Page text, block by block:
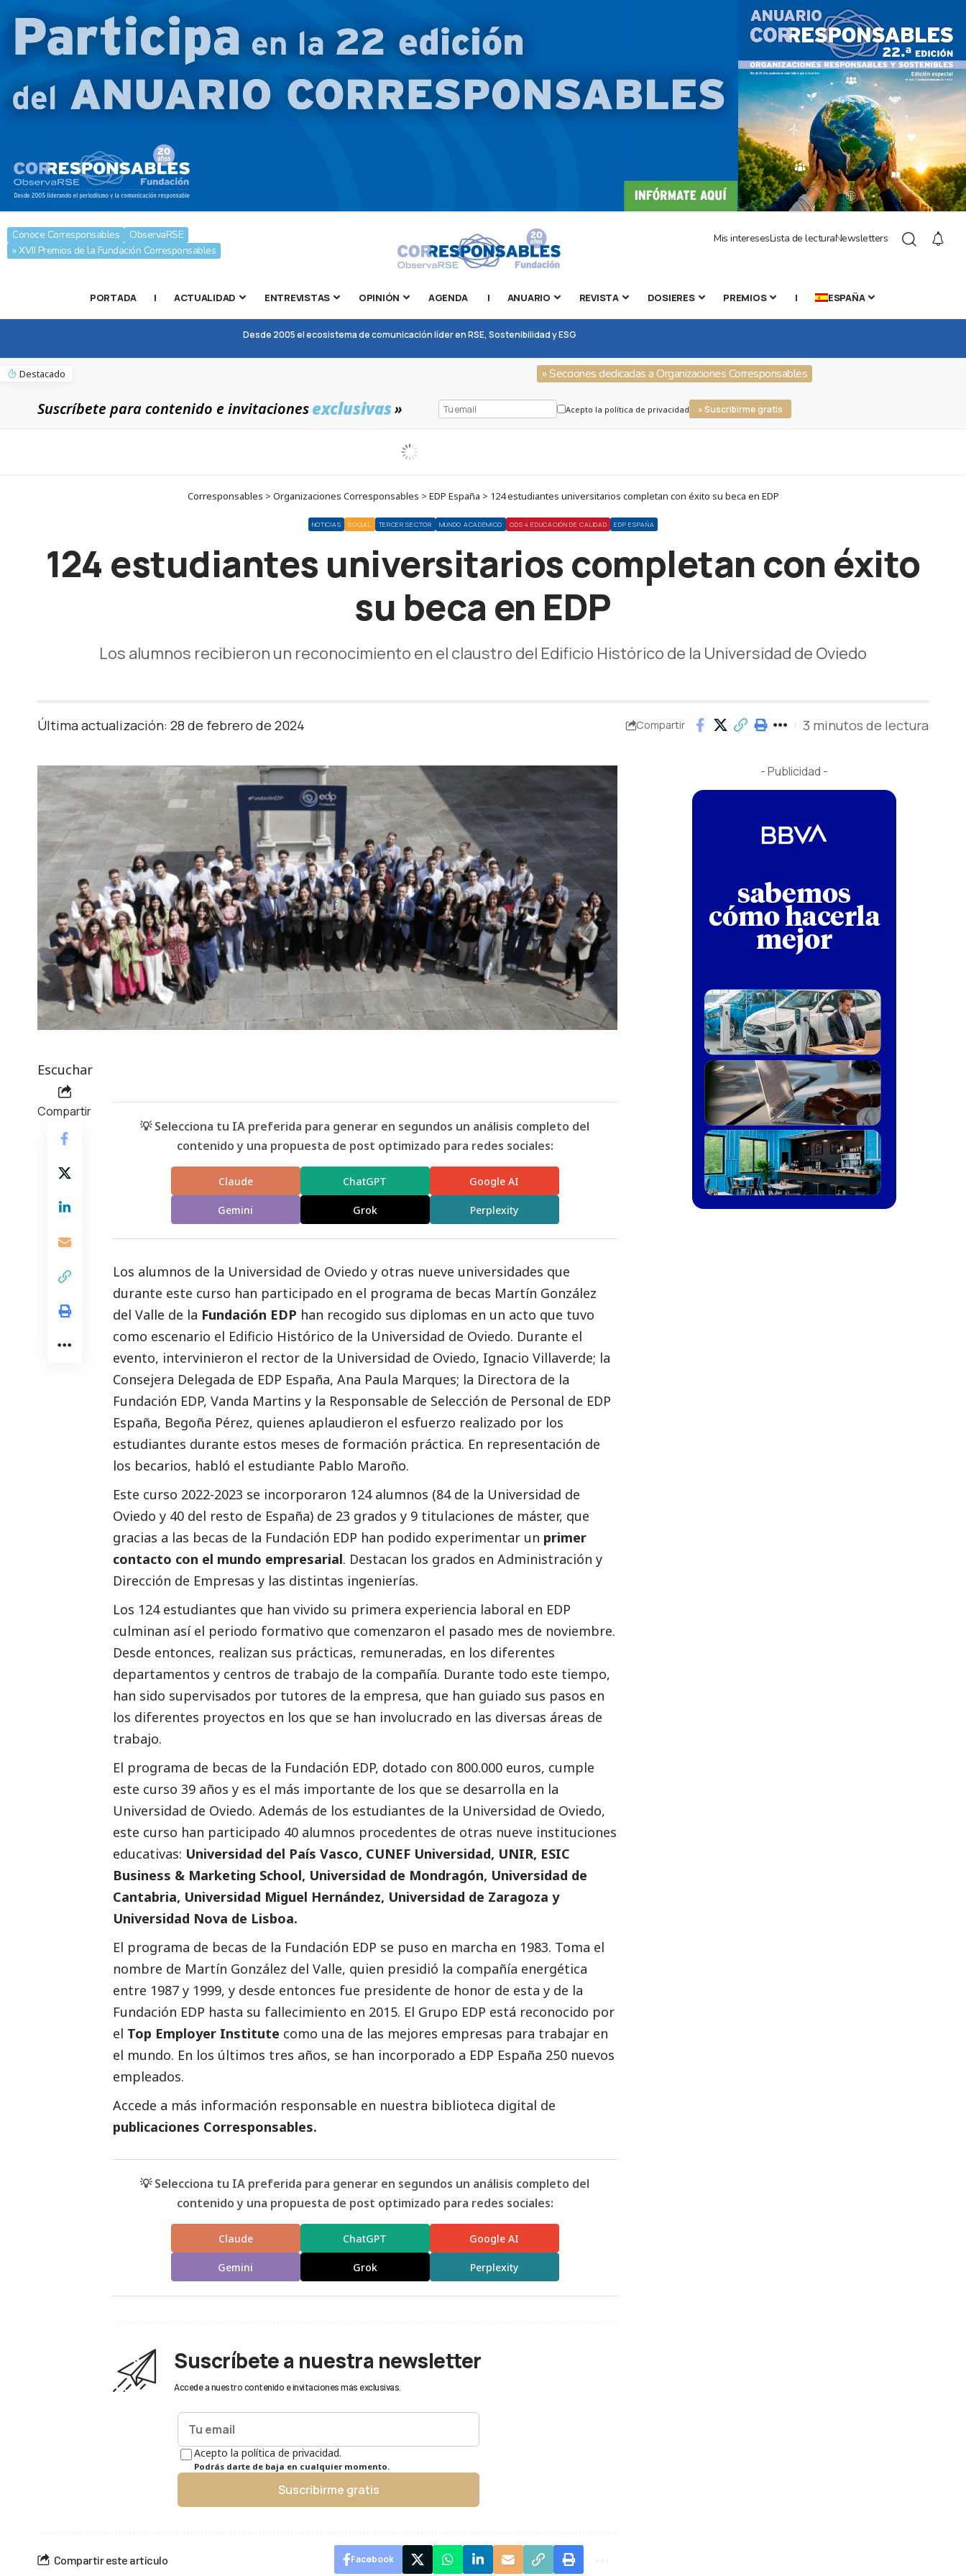
Conoce Corresponsables
ObservaRSE
» XVII Premios de la Fundación Corresponsables
Mis interesesLista de lecturaNewsletters
PORTADA | ACTUALIDAD ENTREVISTAS OPINIÓN AGENDA | ANUARIO REVISTA DOSIERES PREMIOS | ESPAÑA
Desde 2005 el ecosistema de comunicación líder en RSE, Sostenibilidad y ESG
Destacado » Secciones dedicadas a Organizaciones Corresponsables
Suscríbete para contenido e invitacionesexclusivas» Acepto la política de privacidad » Suscribirme gratis
Corresponsables > Organizaciones Corresponsables > EDP España > 124 estudiantes universitarios completan con éxito su beca en EDP
NOTICIAS SOCIAL TERCER SECTOR MUNDO ACADÉMICO ODS 4 EDUCACIÓN DE CALIDAD EDP ESPAÑA
124 estudiantes universitarios completan con éxito
su beca en EDP
Los alumnos recibieron un reconocimiento en el claustro del Edificio Histórico de la Universidad de Oviedo
Última actualización: 28 de febrero de 2024 Compartir 3 minutos de lectura
Escuchar
Compartir
💡 Selecciona tu IA preferida para generar en segundos un análisis completo del
contenido y una propuesta de post optimizado para redes sociales:
Claude ChatGPT Google AI
Gemini Grok Perplexity
Los alumnos de la Universidad de Oviedo y otras nueve universidades que
durante este curso han participado en el programa de becas Martín González
del Valle de la Fundación EDP han recogido sus diplomas en un acto que tuvo
como escenario el Edificio Histórico de la Universidad de Oviedo. Durante el
evento, intervinieron el rector de la Universidad de Oviedo, Ignacio Villaverde; la
Consejera Delegada de EDP España, Ana Paula Marques; la Directora de la
Fundación EDP, Vanda Martins y la Responsable de Selección de Personal de EDP
España, Begoña Pérez, quienes aplaudieron el esfuerzo realizado por los
estudiantes durante estos meses de formación práctica. En representación de
los becarios, habló el estudiante Pablo Maroño.
Este curso 2022-2023 se incorporaron 124 alumnos (84 de la Universidad de
Oviedo y 40 del resto de España) de 23 grados y 9 titulaciones de máster, que
gracias a las becas de la Fundación EDP han podido experimentar un primer
contacto con el mundo empresarial. Destacan los grados en Administración y
Dirección de Empresas y las distintas ingenierías.
Los 124 estudiantes que han vivido su primera experiencia laboral en EDP
culminan así el periodo formativo que comenzaron el pasado mes de noviembre.
Desde entonces, realizan sus prácticas, remuneradas, en los diferentes
departamentos y centros de trabajo de la compañía. Durante todo este tiempo,
han sido supervisados por tutores de la empresa, que han guiado sus pasos en
los diferentes proyectos en los que se han involucrado en las diversas áreas de
trabajo.
El programa de becas de la Fundación EDP, dotado con 800.000 euros, cumple
este curso 39 años y es el más importante de los que se desarrolla en la
Universidad de Oviedo. Además de los estudiantes de la Universidad de Oviedo,
este curso han participado 40 alumnos procedentes de otras nueve instituciones
educativas: Universidad del País Vasco, CUNEF Universidad, UNIR, ESIC
Business & Marketing School, Universidad de Mondragón, Universidad de
Cantabria, Universidad Miguel Hernández, Universidad de Zaragoza y
Universidad Nova de Lisboa.
El programa de becas de la Fundación EDP se puso en marcha en 1983. Toma el
nombre de Martín González del Valle, quien presidió la compañía energética
entre 1987 y 1999, y desde entonces fue presidente de honor de esta y de la
Fundación EDP hasta su fallecimiento en 2015. El Grupo EDP está reconocido por
el Top Employer Institute como una de las mejores empresas para trabajar en
el mundo. En los últimos tres años, se han incorporado a EDP España 250 nuevos
empleados.
Accede a más información responsable en nuestra biblioteca digital de
publicaciones Corresponsables.
💡 Selecciona tu IA preferida para generar en segundos un análisis completo del
contenido y una propuesta de post optimizado para redes sociales:
Claude ChatGPT Google AI
Gemini Grok Perplexity
Suscríbete a nuestra newsletter
Accede a nuestro contenido e invitaciones más exclusivas.
Acepto la política de privacidad.
Podrás darte de baja en cualquier momento.
Suscribirme gratis
Compartir este artículo Facebook
- Publicidad -